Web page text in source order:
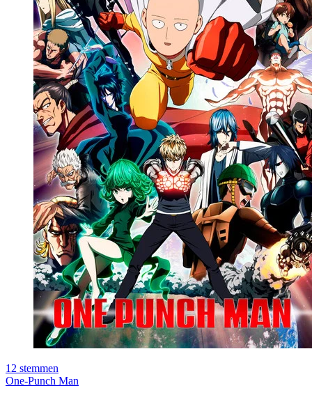
12 stemmen
One-Punch Man